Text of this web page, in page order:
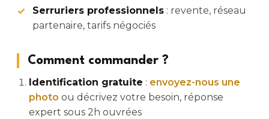
Serruriers professionnels : revente, réseau
partenaire, tarifs négociés
Comment commander ?
Identification gratuite : envoyez-nous une
photo ou décrivez votre besoin, réponse
expert sous 2h ouvrées